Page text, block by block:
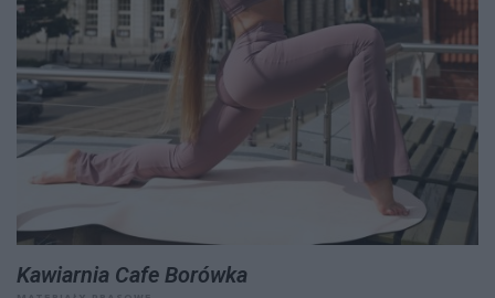
Kawiarnia Cafe Borówka